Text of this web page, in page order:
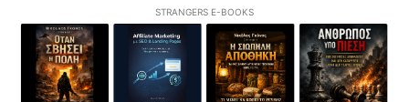
STRANGERS E-BOOKS